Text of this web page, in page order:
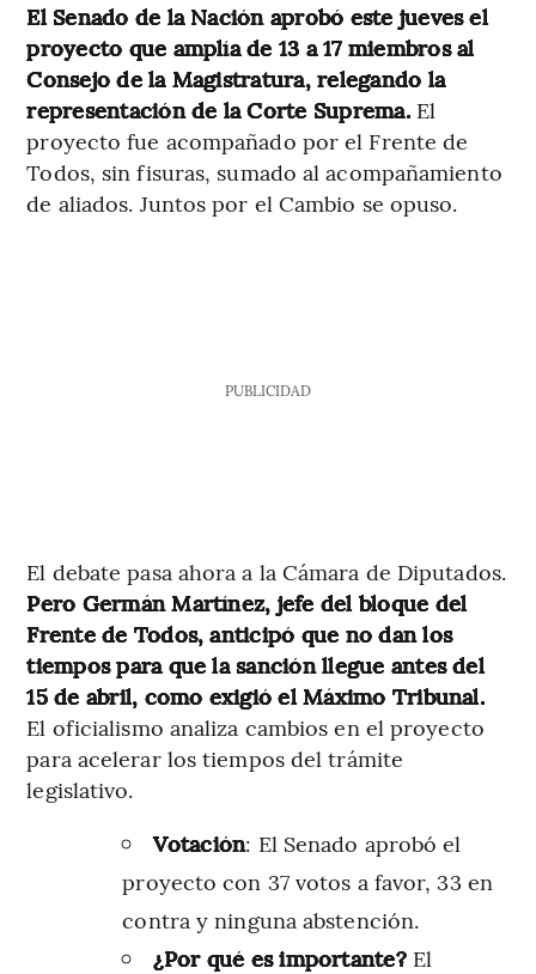
El Senado de la Nación aprobó este jueves el
proyecto que amplía de 13 a 17 miembros al
Consejo de la Magistratura, relegando la
representación de la Corte Suprema. El
proyecto fue acompañado por el Frente de
Todos, sin fisuras, sumado al acompañamiento
de aliados. Juntos por el Cambio se opuso.
PUBLICIDAD
El debate pasa ahora a la Cámara de Diputados.
Pero Germán Martínez, jefe del bloque del
Frente de Todos, anticipó que no dan los
tiempos para que la sanción llegue antes del
15 de abril, como exigió el Máximo Tribunal.
El oficialismo analiza cambios en el proyecto
para acelerar los tiempos del trámite
legislativo.
Votación: El Senado aprobó el
proyecto con 37 votos a favor, 33 en
contra y ninguna abstención.
¿Por qué es importante? El